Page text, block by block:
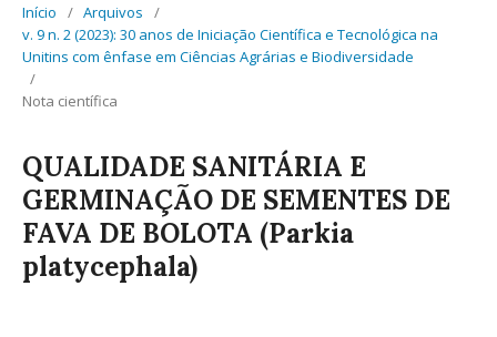
Início / Arquivos
/
v. 9 n. 2 (2023): 30 anos de Iniciação Científica e Tecnológica na
Unitins com ênfase em Ciências Agrárias e Biodiversidade
/
Nota científica
QUALIDADE SANITÁRIA E
GERMINAÇÃO DE SEMENTES DE
FAVA DE BOLOTA (Parkia
platycephala)